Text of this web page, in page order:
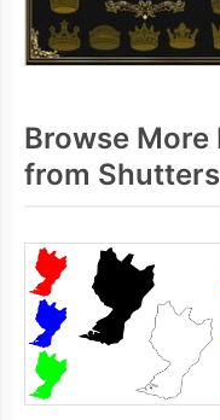
Browse More
from